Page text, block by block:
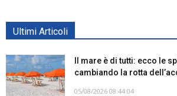
Ultimi Articoli
Il mare è di tutti: ecco le
cambiando la rotta
05/08/2026 08:44:04